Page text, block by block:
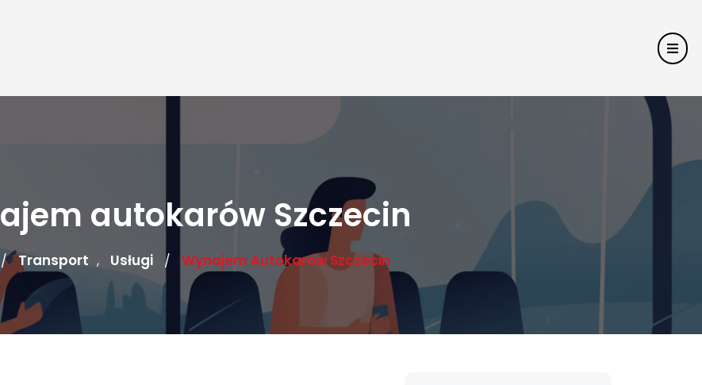
autokarów Szczecin
/ Transport , Usługi / Wynajem Autokarów Szczecin